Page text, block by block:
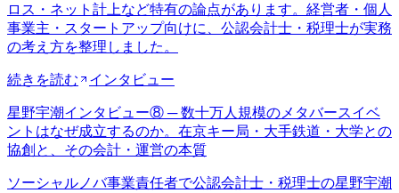
ロス・ネット計上など特有の論点があります。経営者・個人
事業主・スタートアップ向けに、公認会計士・税理士が実務
の考え方を整理しました。
続きを読む インタビュー
星野宇潮インタビュー⑧ ─ 数十万人規模のメタバースイベ
ントはなぜ成立するのか。在京キー局・大手鉄道・大学との
協創と、その会計・運営の本質
ソーシャルノバ事業責任者で公認会計士・税理士の星野宇潮